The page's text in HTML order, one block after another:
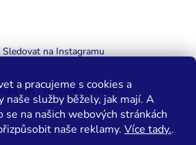
a pracujeme s cookies a
naše služby běžely, jak mají. A
se na našich webových stránkách
naše reklamy. Více tady..
Sledovat na Instagramu
nás WELAIK-cesko.cz